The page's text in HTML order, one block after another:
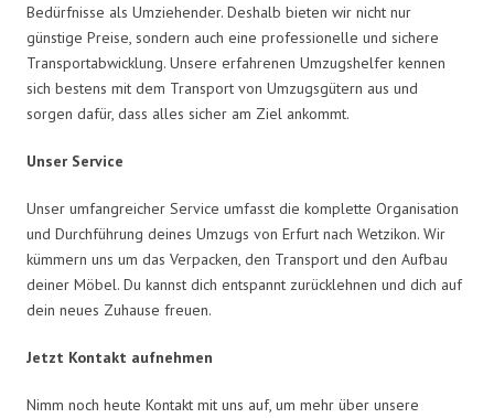
Bedürfnisse als Umziehender. Deshalb bieten wir nicht nur
günstige Preise, sondern auch eine professionelle und sichere
Transportabwicklung. Unsere erfahrenen Umzugshelfer kennen
sich bestens mit dem Transport von Umzugsgütern aus und
sorgen dafür, dass alles sicher am Ziel ankommt.
Unser Service
Unser umfangreicher Service umfasst die komplette Organisation
und Durchführung deines Umzugs von Erfurt nach Wetzikon. Wir
kümmern uns um das Verpacken, den Transport und den Aufbau
deiner Möbel. Du kannst dich entspannt zurücklehnen und dich auf
dein neues Zuhause freuen.
Jetzt Kontakt aufnehmen
Nimm noch heute Kontakt mit uns auf, um mehr über unsere